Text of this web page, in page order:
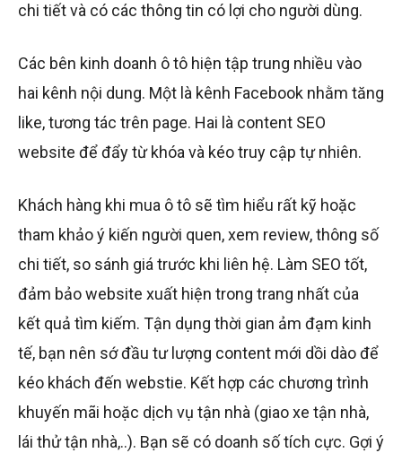
chi tiết và có các thông tin có lợi cho người dùng.
Các bên kinh doanh ô tô hiện tập trung nhiều vào
hai kênh nội dung. Một là kênh Facebook nhằm tăng
like, tương tác trên page. Hai là content SEO
website để đẩy từ khóa và kéo truy cập tự nhiên.
Khách hàng khi mua ô tô sẽ tìm hiểu rất kỹ hoặc
tham khảo ý kiến người quen, xem review, thông số
chi tiết, so sánh giá trước khi liên hệ. Làm SEO tốt,
đảm bảo website xuất hiện trong trang nhất của
kết quả tìm kiếm. Tận dụng thời gian ảm đạm kinh
tế, bạn nên sớ đầu tư lượng content mới dồi dào để
kéo khách đến webstie. Kết hợp các chương trình
khuyến mãi hoặc dịch vụ tận nhà (giao xe tận nhà,
lái thử tận nhà,..). Bạn sẽ có doanh số tích cực. Gợi ý